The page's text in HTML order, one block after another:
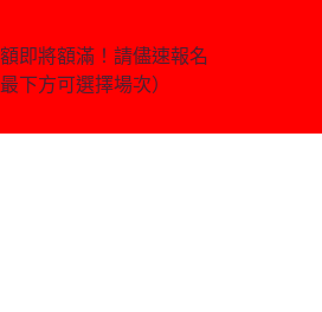
即將額滿！請儘速報名
下方可選擇場次）